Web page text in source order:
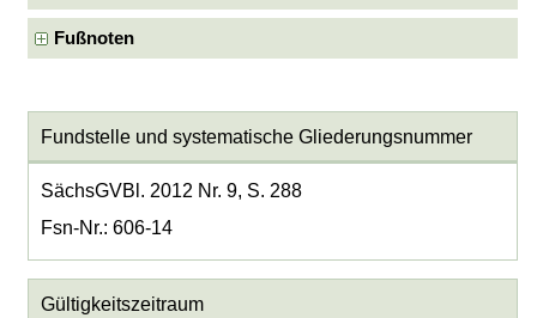
Fußnoten
Fundstelle und systematische Gliederungsnummer
SächsGVBl. 2012 Nr. 9, S. 288
Fsn-Nr.: 606-14
Gültigkeitszeitraum